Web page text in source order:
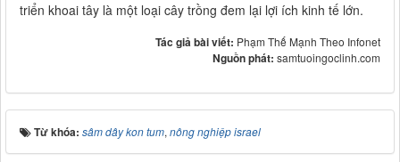
triển khoai tây là một loại cây trồng đem lại lợi ích kinh tế lớn.
Tác giả bài viết: Phạm Thế Mạnh Theo Infonet
Nguồn phát: samtuoingoclinh.com
Từ khóa: sâm dây kon tum, nông nghiệp israel